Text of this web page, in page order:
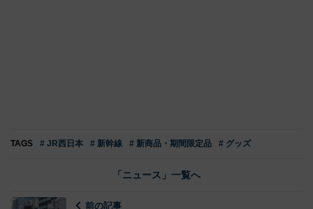
TAGS # JR西日本 # 新幹線 # 新商品・期間限定品 # グッズ
「ニュース」一覧へ
前の記事